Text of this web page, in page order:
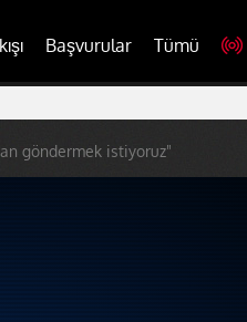
Başvurular Tümü
göndermek istiyoruz"